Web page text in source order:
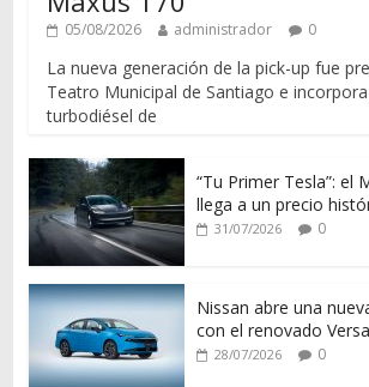
05/08/2026 administrador 0
La nueva generación de la pick-up fue
Teatro Municipal de Santiago e
turbodiésel de
“Tu Primer Tesla”: el
llega a un precio
31/07/2026 0
Nissan abre una
con el renovado Versa
28/07/2026 0